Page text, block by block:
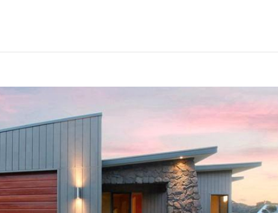
esperienza dei lettori. Se decidi di continuare la navigazione,